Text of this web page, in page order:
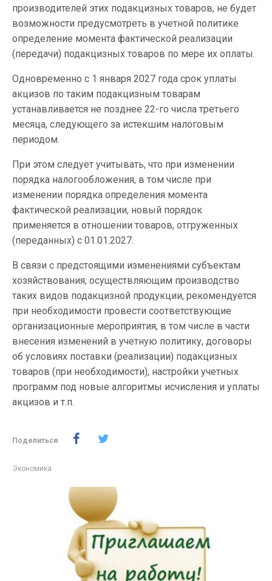
производителей этих подакцизных товаров, не будет
возможности предусмотреть в учетной политике
определение момента фактической реализации
(передачи) подакцизных товаров по мере их оплаты.
Одновременно с 1 января 2027 года срок уплаты
акцизов по таким подакцизным товарам
устанавливается не позднее 22-го числа третьего
месяца, следующего за истекшим налоговым
периодом.
При этом следует учитывать, что при изменении
порядка налогообложения, в том числе при
изменении порядка определения момента
фактической реализации, новый порядок
применяется в отношении товаров, отгруженных
(переданных) с 01.01.2027.
В связи с предстоящими изменениями субъектам
хозяйствования, осуществляющим производство
таких видов подакцизной продукции, рекомендуется
при необходимости провести соответствующие
организационные мероприятия, в том числе в части
внесения изменений в учетную политику, договоры
об условиях поставки (реализации) подакцизных
товаров (при необходимости), настройки учетных
программ под новые алгоритмы исчисления и уплаты
акцизов и т.п.
Поделиться
Экономика